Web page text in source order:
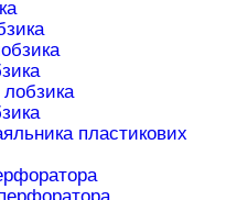
пластикових